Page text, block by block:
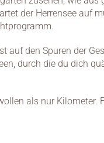
der Herrensee auf
auf den Spuren der
durch die du dich
als nur Kilometer.